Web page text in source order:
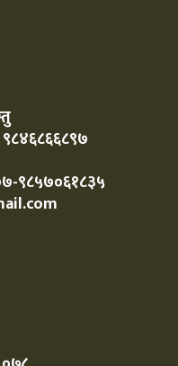
९८४६८६६८९७
९८५७०६१८३५